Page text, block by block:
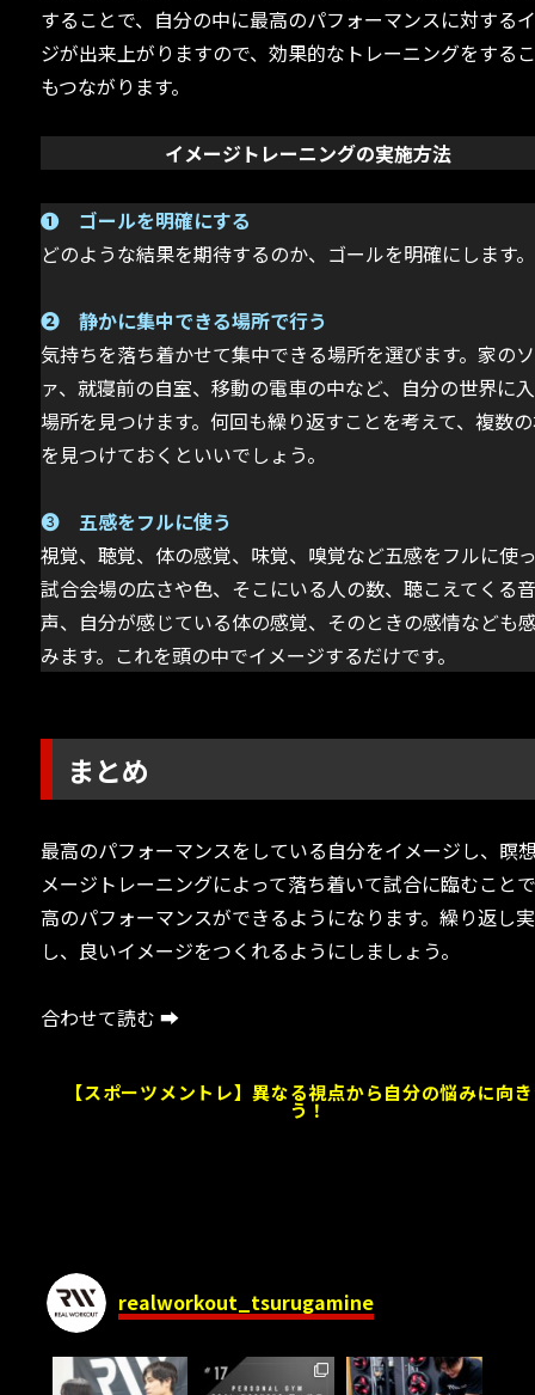
することで、自分の中に最高のパフォーマンスに対する
ジが出来上がりますので、効果的なトレーニングをする
もつながります。
イメージトレーニングの実施方法
➊ ゴールを明確にする
どのような結果を期待するのか、ゴールを明確にします。
➋ 静かに集中できる場所で行う
気持ちを落ち着かせて集中できる場所を選びます。家の
ァ、就寝前の自室、移動の電車の中など、自分の世界に
場所を見つけます。何回も繰り返すことを考えて、複数
を見つけておくといいでしょう。
➌五感をフルに使う
視覚、聴覚、体の感覚、味覚、嗅覚など五感をフルに使
試合会場の広さや色、そこにいる人の数、聴こえてくる
声、自分が感じている体の感覚、そのときの感情なども
みます。これを頭の中でイメージするだけです。
まとめ
最高のパフォーマンスをしている自分をイメージし、瞑
メージトレーニングによって落ち着いて試合に臨むこと
高のパフォーマンスができるようになります。繰り返し
し、良いイメージをつくれるようにしましょう。
合わせて読む ➡
【スポーツメントレ】異なる視点から自分の悩みに向
う！
realworkout_tsurugamine